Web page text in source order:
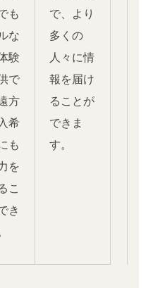
も
な
験
で
方
希
も
を
こ
き
で、より
多くの
人々に情
報を届け
ることが
できま
す。